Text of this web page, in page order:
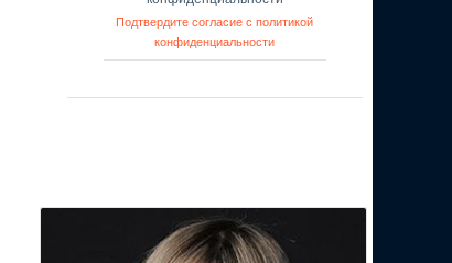
Подтвердите согласие с политикой
конфиденциальности